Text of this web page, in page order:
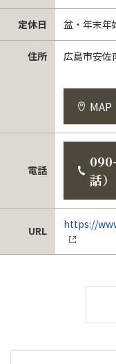
定休日 盆・年末年
住所 広島市安佐
MAP
電話
話）
URL https://